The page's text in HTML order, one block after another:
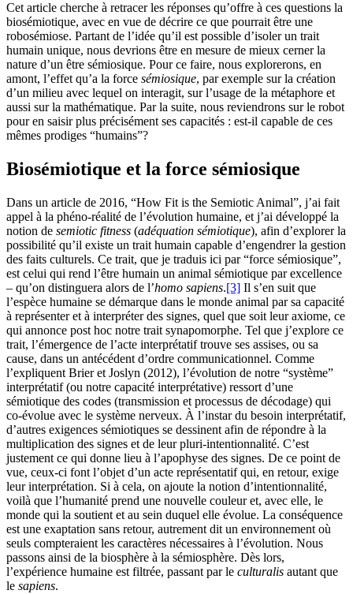
Cet article cherche à retracer les réponses qu’offre à ces questions la
biosémiotique, avec en vue de décrire ce que pourrait être une
robosémiose. Partant de l’idée qu’il est possible d’isoler un trait
humain unique, nous devrions être en mesure de mieux cerner la
nature d’un être sémiosique. Pour ce faire, nous explorerons, en
amont, l’effet qu’a la force sémiosique, par exemple sur la création
d’un milieu avec lequel on interagit, sur l’usage de la métaphore et
aussi sur la mathématique. Par la suite, nous reviendrons sur le robot
pour en saisir plus précisément ses capacités : est-il capable de ces
mêmes prodiges “humains”?
Biosémiotique et la force sémiosique
Dans un article de 2016, “How Fit is the Semiotic Animal”, j’ai fait
appel à la phéno-réalité de l’évolution humaine, et j’ai développé la
notion de semiotic fitness (adéquation sémiotique), afin d’explorer la
possibilité qu’il existe un trait humain capable d’engendrer la gestion
des faits culturels. Ce trait, que je traduis ici par “force sémiosique”,
est celui qui rend l’être humain un animal sémiotique par excellence
– qu’on distinguera alors de l’homo sapiens.[3] Il s’en suit que
l’espèce humaine se démarque dans le monde animal par sa capacité
à représenter et à interpréter des signes, quel que soit leur axiome, ce
qui annonce post hoc notre trait synapomorphe. Tel que j’explore ce
trait, l’émergence de l’acte interprétatif trouve ses assises, ou sa
cause, dans un antécédent d’ordre communicationnel. Comme
l’expliquent Brier et Joslyn (2012), l’évolution de notre “système”
interprétatif (ou notre capacité interprétative) ressort d’une
sémiotique des codes (transmission et processus de décodage) qui
co-évolue avec le système nerveux. À l’instar du besoin interprétatif,
d’autres exigences sémiotiques se dessinent afin de répondre à la
multiplication des signes et de leur pluri-intentionnalité. C’est
justement ce qui donne lieu à l’apophyse des signes. De ce point de
vue, ceux-ci font l’objet d’un acte représentatif qui, en retour, exige
leur interprétation. Si à cela, on ajoute la notion d’intentionnalité,
voilà que l’humanité prend une nouvelle couleur et, avec elle, le
monde qui la soutient et au sein duquel elle évolue. La conséquence
est une exaptation sans retour, autrement dit un environnement où
seuls compteraient les caractères nécessaires à l’évolution. Nous
passons ainsi de la biosphère à la sémiosphère. Dès lors,
l’expérience humaine est filtrée, passant par le culturalis autant que
le sapiens.